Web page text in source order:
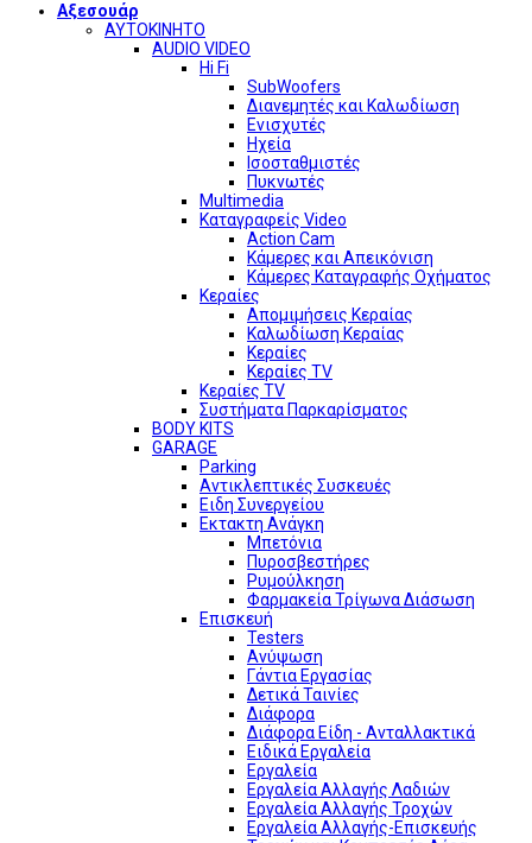
Αξεσουάρ
ΑΥΤΟΚΙΝΗΤΟ
AUDIO VIDEO
Hi Fi
SubWoofers
Διανεμητές και Καλωδίωση
Ενισχυτές
Ηχεία
Ισοσταθμιστές
Πυκνωτές
Multimedia
Καταγραφείς Video
Action Cam
Κάμερες και Απεικόνιση
Κάμερες Καταγραφής Οχήματος
Κεραίες
Απομιμήσεις Κεραίας
Καλωδίωση Κεραίας
Κεραίες
Κεραίες TV
Κεραίες TV
Συστήματα Παρκαρίσματος
BODY KITS
GARAGE
Parking
Αντικλεπτικές Συσκευές
Ειδη Συνεργείου
Εκτακτη Ανάγκη
Μπετόνια
Πυροσβεστήρες
Ρυμούλκηση
Φαρμακεία Τρίγωνα Διάσωση
Επισκευή
Testers
Ανύψωση
Γάντια Εργασίας
Δετικά Ταινίες
Διάφορα
Διάφορα Είδη - Ανταλλακτικά
Ειδικά Εργαλεία
Εργαλεία
Εργαλεία Αλλαγής Λαδιών
Εργαλεία Αλλαγής Τροχών
Εργαλεία Αλλαγής-Επισκευής